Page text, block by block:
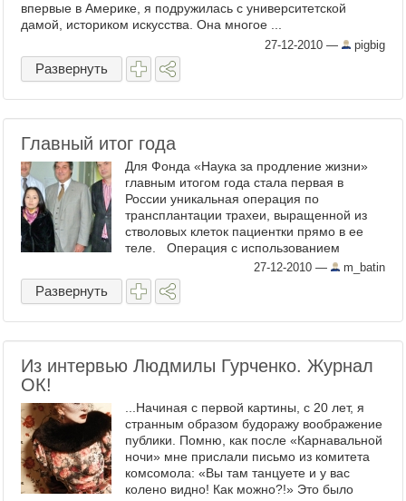
впервые в Америке, я подружилась с университетской
дамой, историком искусства. Она многое ...
27-12-2010 — pigbig
Развернуть
Главный итог года
Для Фонда «Наука за продление жизни»
главным итогом года стала первая в
России уникальная операция по
трансплантации трахеи, выращенной из
стволовых клеток пациентки прямо в ее
теле. Операция с использованием
метода профессора ...27-12-2010 — m_batin
Развернуть
Из интервью Людмилы Гурченко. Журнал
ОК!
...Начиная с первой картины, с 20 лет, я
странным образом будоражу воображение
публики. Помню, как после «Карнавальной
ночи» мне прислали письмо из комитета
комсомола: «Вы там танцуете и у вас
колено видно! Как можно?!» Это было